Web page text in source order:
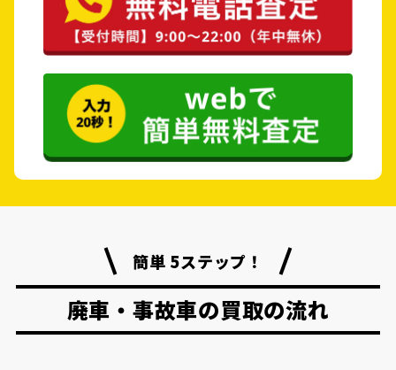
簡単 5ステップ！
廃車・事故車の買取の流れ